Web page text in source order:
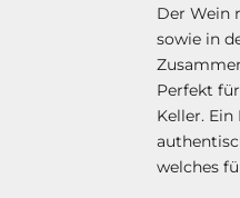
Der Wein
sowie in
Perfekt
Keller.
welches